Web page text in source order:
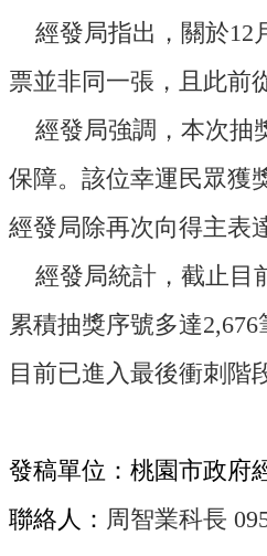
經發局指出，關於12
票並非同一張，且此前
經發局強調，本次抽
保障。該位幸運民眾獲
經發局除再次向得主表
經發局統計，截止目
累積抽獎序號多達
目前已進入最後衝刺階
發稿單位：桃園市政府
聯絡人： 周智業科長